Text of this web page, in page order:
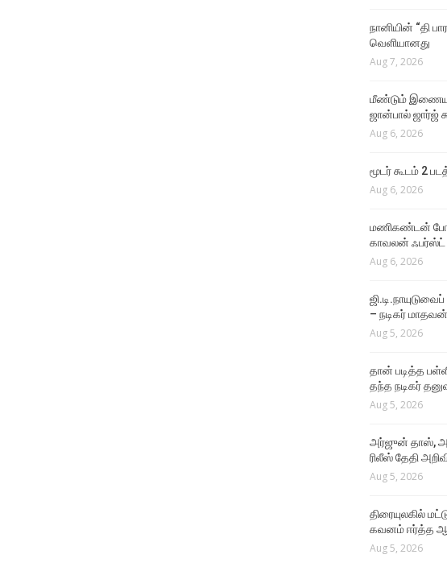
நானியின் “தி
வெளியானது
Aug 7, 2026
மீண்டும்
ஜான்பால் ஜார்ஜ்
Aug 6, 2026
மூடர் கூடம் 2
Aug 6, 2026
மணிகண்டன்
காவலன் ஃபர்ஸ்ட்
Aug 6, 2026
– நடிகர் மாதவன்
Aug 5, 2026
தான் படித்த
தந்த நடிகர்
Aug 5, 2026
அர்ஜுன் தாஸ்,
ரிலீஸ் தேதி
Aug 5, 2026
திரையுலகில்
கவனம் ஈர்த்த
Aug 5, 2026
நடிகர் கிருஷ்ணாவின் 25வது
படம் மர்டர் இன் டவுன்!
VIDEO SONGS
Rathatha Thaa Lyrical